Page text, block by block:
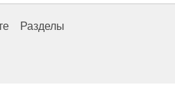
Разделы